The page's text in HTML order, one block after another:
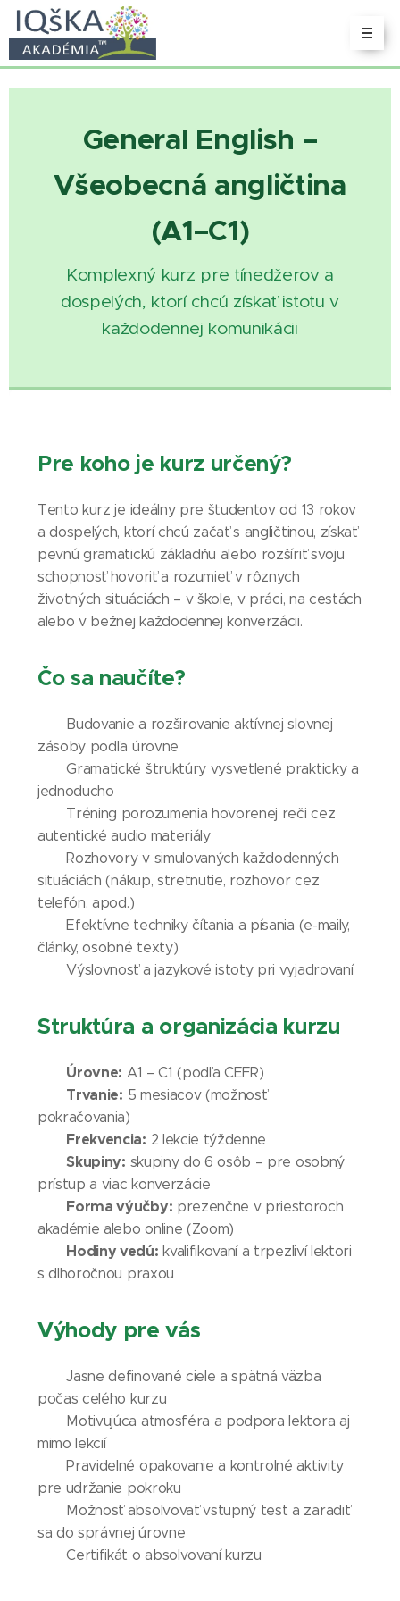
General English –
Všeobecná angličtina
(A1–C1)
Komplexný kurz pre tínedžerov a
dospelých, ktorí chcú získať istotu v
každodennej komunikácii
Pre koho je kurz určený?
Tento kurz je ideálny pre študentov od 13 rokov
a dospelých, ktorí chcú začať s angličtinou, získať
pevnú gramatickú základňu alebo rozšíriť svoju
schopnosť hovoriť a rozumieť v rôznych
životných situáciách – v škole, v práci, na cestách
alebo v bežnej každodennej konverzácii.
Čo sa naučíte?
Budovanie a rozširovanie aktívnej slovnej
zásoby podľa úrovne
Gramatické štruktúry vysvetlené prakticky a
jednoducho
Tréning porozumenia hovorenej reči cez
autentické audio materiály
Rozhovory v simulovaných každodenných
situáciách (nákup, stretnutie, rozhovor cez
telefón, apod.)
Efektívne techniky čítania a písania (e-maily,
články, osobné texty)
Výslovnosť a jazykové istoty pri vyjadrovaní
Struktúra a organizácia kurzu
Úrovne: A1 – C1 (podľa CEFR)
Trvanie: 5 mesiacov (možnosť
pokračovania)
Frekvencia: 2 lekcie týždenne
Skupiny: skupiny do 6 osôb – pre osobný
prístup a viac konverzácie
Forma výučby: prezenčne v priestoroch
akadémie alebo online (Zoom)
Hodiny vedú: kvalifikovaní a trpezliví lektori
s dlhoročnou praxou
Výhody pre vás
Jasne definované ciele a spätná väzba
počas celého kurzu
Motivujúca atmosféra a podpora lektora aj
mimo lekcií
Pravidelné opakovanie a kontrolné aktivity
pre udržanie pokroku
Možnosť absolvovať vstupný test a zaradiť
sa do správnej úrovne
Certifikát o absolvovaní kurzu